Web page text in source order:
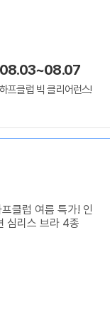
08.03~08.07
하프클럽 빅 클리어런스!